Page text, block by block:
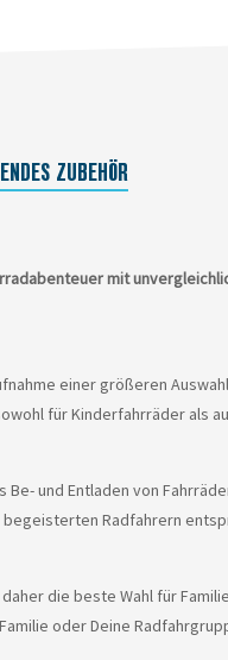
ZUBEHÖR
mit
einer größeren
für Kinderfahrräder als
und Entladen von
begeisterten Radfahrern
die beste Wahl für
oder Deine